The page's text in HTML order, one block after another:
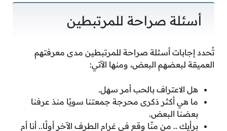
أسئلة صراحة للمرتبطين
تُحدد إجابات أسئلة صراحة للمرتبطين مدى معرفتهم
العميقة لبعضهم البعض، ومنها الآتي:
هل الاعتراف بالحب أمر سهل.
ما هي أكثر ذكرى محرجة جمعتنا سويًا منذ عرفنا
بعضنا البعض.
برأيك .. من منّا وقع في غرام الطرف الآخر أولًا.. أنا أم